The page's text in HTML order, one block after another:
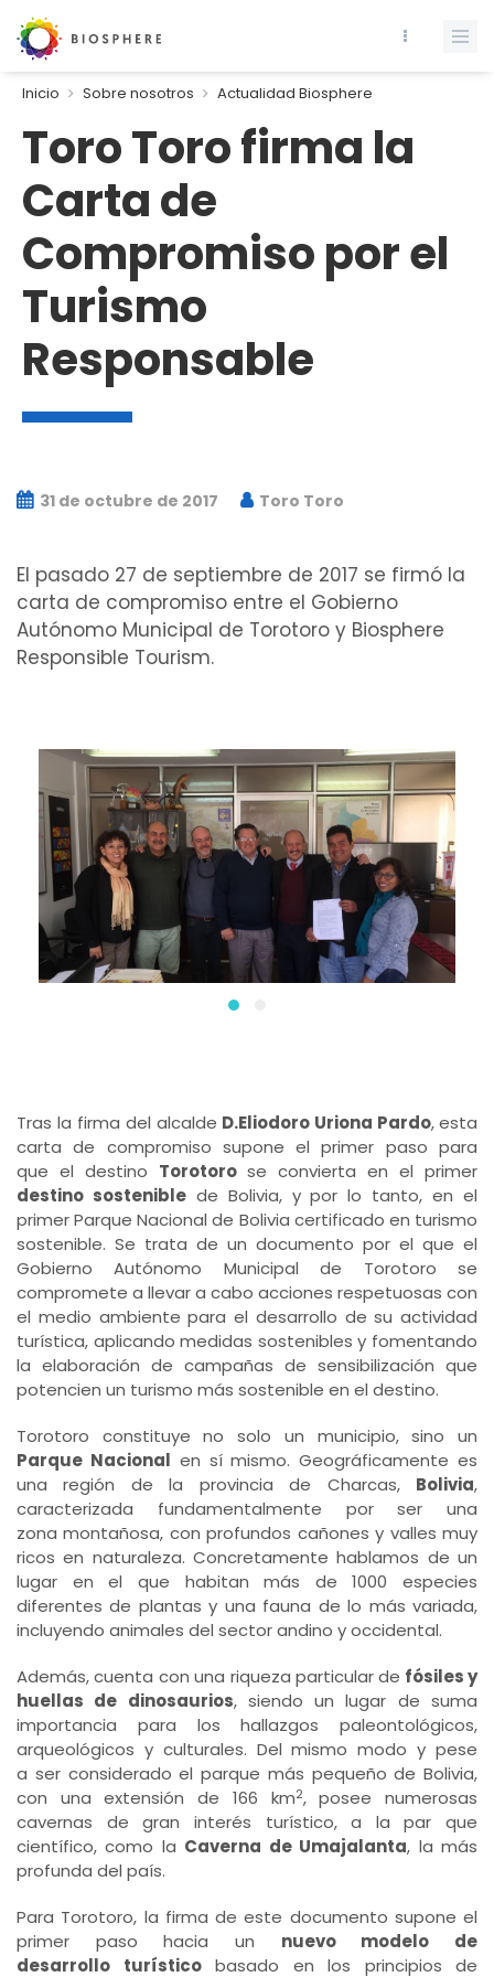
Inicio Sobre nosotros Actualidad Biosphere
Toro Toro firma la
Carta de
Compromiso por el
Turismo
Responsable
31 de octubre de 2017 Toro Toro
El pasado 27 de septiembre de 2017 se firmó la
carta de compromiso entre el Gobierno
Autónomo Municipal de Torotoro y Biosphere
Responsible Tourism.
Tras la firma del alcalde D.Eliodoro Uriona Pardo,esta
carta de compromiso supone el primer paso para
que el destino Torotoro se convierta en el primer
destino sosteniblede Bolivia, y por lo tanto, en el
primer Parque Nacional de Bolivia certificado en turismo
sostenible. Se trata de un documento por el que el
Gobierno Autónomo Municipal de Torotoro se
compromete a llevar a cabo acciones respetuosas con
el medio ambiente para el desarrollo de su actividad
turística, aplicando medidas sostenibles y fomentando
la elaboración de campañas de sensibilización que
potencien un turismo más sostenible en el destino.
Torotoro constituye no solo un municipio, sino un
Parque Nacional en sí mismo. Geográficamente es
una región de la provincia de Charcas, Bolivia,
caracterizada fundamentalmente por ser una
zona montañosa, con profundos cañones y valles muy
ricos en naturaleza. Concretamente hablamos de un
lugar en el que habitan más de 1000 especies
diferentes de plantas y una fauna de lo más variada,
incluyendo animales del sector andino y occidental.
Además, cuenta con una riqueza particular de fósiles y
huellas de dinosaurios, siendo un lugar de suma
importancia para los hallazgos paleontológicos,
arqueológicos y culturales. Del mismo modo y pese
a ser considerado el parque más pequeño de Bolivia,
con una extensión de 166 km2, posee numerosas
cavernas de gran interés turístico, a la par que
científico, como la Caverna de Umajalanta, la más
profunda del país.
Para Torotoro, la firma de este documento supone el
primer paso hacia un nuevo modelo de
desarrollo turísticobasado en los principios de